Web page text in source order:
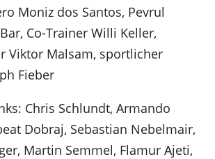
Moniz dos Santos, Pevrul
Co-Trainer Willi Keller,
Viktor Malsam, sportlicher
Fieber
Chris Schlundt, Armando
Dobraj, Sebastian Nebelmair,
Martin Semmel, Flamur Ajeti,